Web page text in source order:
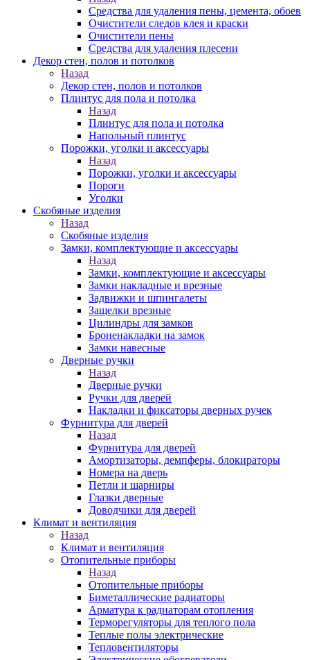
Средства для удаления пены, цемента, обоев
Очистители следов клея и краски
Очистители пены
Средства для удаления плесени
Декор стен, полов и потолков
Назад
Декор стен, полов и потолков
Плинтус для пола и потолка
Назад
Плинтус для пола и потолка
Напольный плинтус
Порожки, уголки и аксессуары
Назад
Порожки, уголки и аксессуары
Пороги
Уголки
Скобяные изделия
Назад
Скобяные изделия
Замки, комплектующие и аксессуары
Назад
Замки, комплектующие и аксессуары
Замки накладные и врезные
Задвижки и шпингалеты
Защелки врезные
Цилиндры для замков
Броненакладки на замок
Замки навесные
Дверные ручки
Назад
Дверные ручки
Ручки для дверей
Накладки и фиксаторы дверных ручек
Фурнитура для дверей
Назад
Фурнитура для дверей
Амортизаторы, демпферы, блокираторы
Номера на дверь
Петли и шарниры
Глазки дверные
Доводчики для дверей
Климат и вентиляция
Назад
Климат и вентиляция
Отопительные приборы
Назад
Отопительные приборы
Биметаллические радиаторы
Арматура к радиаторам отопления
Терморегуляторы для теплого пола
Теплые полы электрические
Тепловентиляторы